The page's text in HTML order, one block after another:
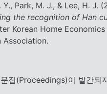
Y., Park, M. J., & Lee, H. J.
the recognition of Han
Korean Home
Association.
집(Proceedings)이 발간되